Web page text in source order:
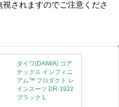
されますのでご注意くださ
ダイワ(DAIWA) ゴア
テックス インフィニ
アム™ プロダクト レ
インスーツ DR-1922
ブラック L